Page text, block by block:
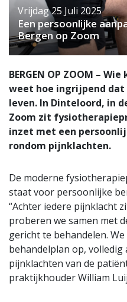
Vrijdag 25 Juli 2025
Een persoonlijke
Bergen op Zoom
BERGEN OP ZOOM –
weet hoe ingrijpend
leven. In Dinteloord, in
Zoom zit
inzet met een
rondom pijnklachten.
De moderne
staat voor persoonlijke
“Achter iedere pijnklacht
proberen we samen met
gericht te behandelen.
behandelplan op, volledig
pijnklachten van de
praktijkhouder William